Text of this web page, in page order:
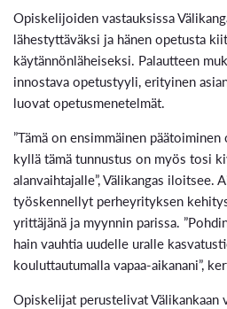
Opiskelijoiden vastauksissa
lähestyttäväksi ja hänen opetusta
käytännönläheiseksi. Palautteen
innostava opetustyyli, erityinen
luovat opetusmenetelmät.
”Tämä on ensimmäinen
kyllä tämä tunnustus on myös tosi
alanvaihtajalle”, Välikangas iloitsee.
työskennellyt perheyrityksen
yrittäjänä ja myynnin parissa.
hain vauhtia uudelle uralle
kouluttautumalla vapaa-aikanani”,
Opiskelijat perustelivat Välikankaan